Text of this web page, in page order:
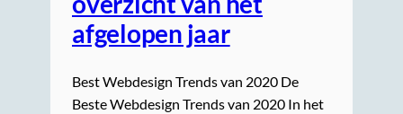
afgelopen jaar
Best Webdesign Trends van 2020 De
Beste Webdesign Trends van 2020 In het